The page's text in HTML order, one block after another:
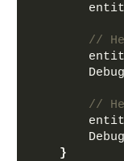
//
//
}